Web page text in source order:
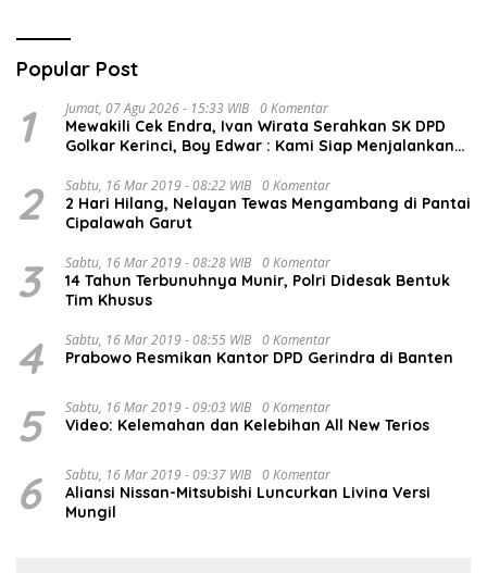
Popular Post
1 Jumat, 07 Agu 2026 - 15:33 WIB 0 Komentar
Mewakili Cek Endra, Ivan Wirata Serahkan SK DPD
Golkar Kerinci, Boy Edwar : Kami Siap Menjalankan
2 Sabtu, 16 Mar 2019 - 08:22 WIB 0 Komentar
2 Hari Hilang, Nelayan Tewas Mengambang di Pantai
Cipalawah Garut
3 Sabtu, 16 Mar 2019 - 08:28 WIB 0 Komentar
14 Tahun Terbunuhnya Munir, Polri Didesak Bentuk
Tim Khusus
4 Sabtu, 16 Mar 2019 - 08:55 WIB 0 Komentar
Prabowo Resmikan Kantor DPD Gerindra di Banten
5 Sabtu, 16 Mar 2019 - 09:03 WIB 0 Komentar
Video: Kelemahan dan Kelebihan All New Terios
6 Sabtu, 16 Mar 2019 - 09:37 WIB 0 Komentar
Aliansi Nissan-Mitsubishi Luncurkan Livina Versi
Mungil